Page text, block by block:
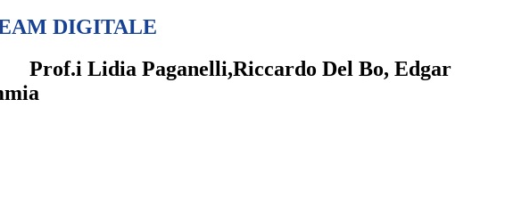
DIGITALE
Prof.i Lidia Paganelli,Riccardo Del Bo, Edgar